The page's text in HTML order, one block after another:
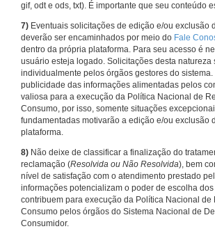
gif, odt e ods, txt). É importante que seu conteúdo
7) Eventuais solicitações de edição e/ou exclusão
deverão ser encaminhados por meio do Fale
dentro da própria plataforma. Para seu acesso é
usuário esteja logado. Solicitações desta natureza
individualmente pelos órgãos gestores do
publicidade das informações alimentadas pelos
valiosa para a execução da Política Nacional de
Consumo, por isso, somente situações
fundamentadas motivarão a edição e/ou exclusão
plataforma.
8) Não deixe de classificar a finalização do
reclamação (Resolvida ou Não Resolvida), bem
nível de satisfação com o atendimento prestado
informações potencializam o poder de escolha
contribuem para execução da Política Nacional de
Consumo pelos órgãos do Sistema Nacional de
Consumidor.